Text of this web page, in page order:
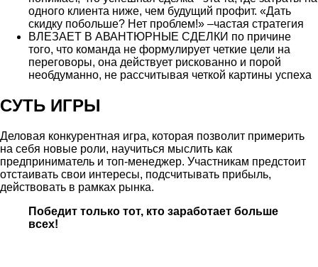
одного клиента ниже, чем будущий профит. «Дать
скидку побольше? Нет проблем!» –частая стратегия
ВЛЕЗАЕТ В АВАНТЮРНЫЕ СДЕЛКИ по причине
того, что команда не формулирует четкие цели на
переговоры, она действует рискованно и порой
необдуманно, не рассчитывая четкой картины успеха
СУТЬ ИГРЫ
Деловая конкурентная игра, которая позволит примерить
на себя новые роли, научиться мыслить как
предприниматель и топ-менеджер. Участникам предстоит
отстаивать свои интересы, подсчитывать прибыль,
действовать в рамках рынка.
Победит только тот, кто заработает больше
всех!